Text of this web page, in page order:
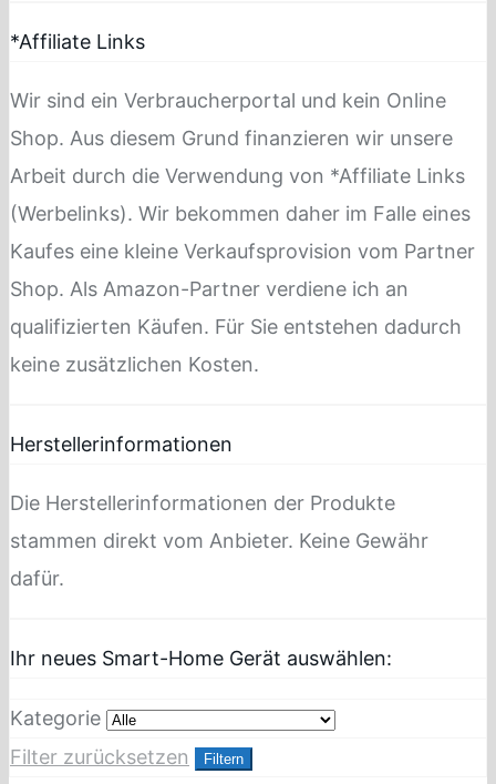
*Affiliate Links
Wir sind ein Verbraucherportal und kein Online
Shop. Aus diesem Grund finanzieren wir unsere
Arbeit durch die Verwendung von *Affiliate Links
(Werbelinks). Wir bekommen daher im Falle eines
Kaufes eine kleine Verkaufsprovision vom Partner
Shop. Als Amazon-Partner verdiene ich an
qualifizierten Käufen. Für Sie entstehen dadurch
keine zusätzlichen Kosten.
Herstellerinformationen
Die Herstellerinformationen der Produkte
stammen direkt vom Anbieter. Keine Gewähr
dafür.
Ihr neues Smart-Home Gerät auswählen:
Kategorie
Filter zurücksetzen
Filtern